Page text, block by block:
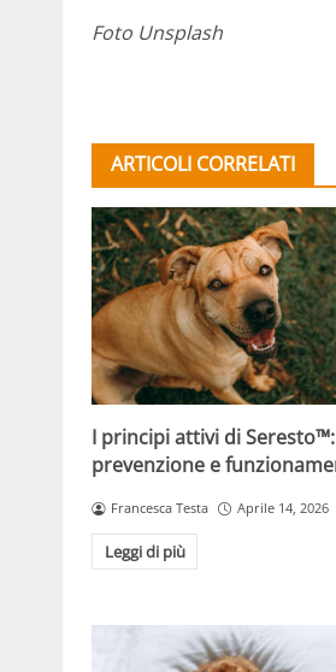
Foto Unsplash
ARTICOLI CORRELATI
I principi attivi di Seresto™:
prevenzione e
Francesca Testa Aprile 14, 2026
Leggi di più